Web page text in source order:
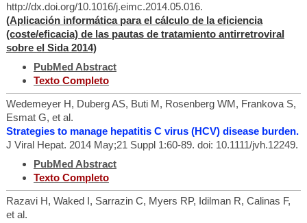
http://dx.doi.org/10.1016/j.eimc.2014.05.016.
(Aplicación informática para el cálculo de la eficiencia
(coste/eficacia) de las pautas de tratamiento antirretroviral
sobre el Sida 2014)
PubMed Abstract
Texto Completo
Wedemeyer H, Duberg AS, Buti M, Rosenberg WM, Frankova S,
Esmat G, et al.
Strategies to manage hepatitis C virus (HCV) disease burden.
J Viral Hepat. 2014 May;21 Suppl 1:60-89. doi: 10.1111/jvh.12249.
PubMed Abstract
Texto Completo
Razavi H, Waked I, Sarrazin C, Myers RP, Idilman R, Calinas F,
et al.